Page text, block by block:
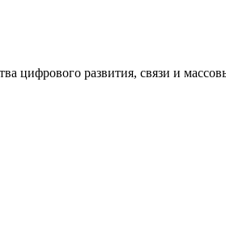
цифрового развития, связи и